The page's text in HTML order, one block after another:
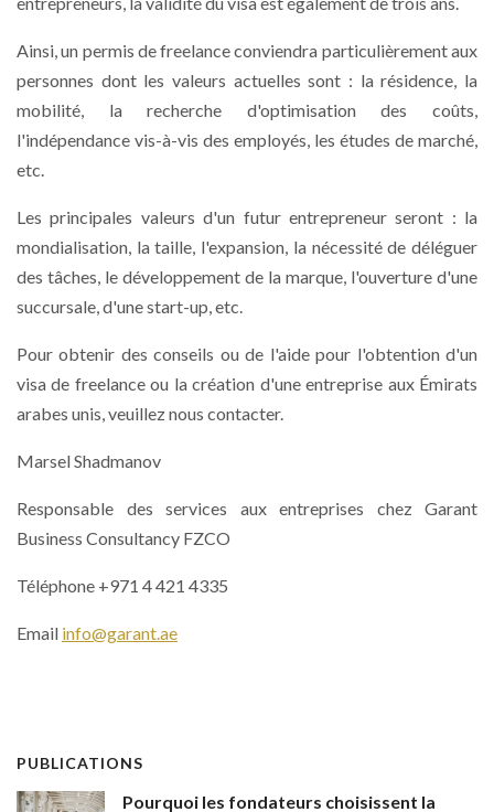
Ainsi, un permis de freelance conviendra particulièrement aux
personnes dont les valeurs actuelles sont : la résidence, la
mobilité, la recherche d'optimisation des coûts,
l'indépendance vis-à-vis des employés, les études de marché,
etc.
Les principales valeurs d'un futur entrepreneur seront : la
mondialisation, la taille, l'expansion, la nécessité de déléguer
des tâches, le développement de la marque, l'ouverture d'une
succursale, d'une start-up, etc.
Pour obtenir des conseils ou de l'aide pour l'obtention d'un
visa de freelance ou la création d'une entreprise aux Émirats
arabes unis, veuillez nous contacter.
Marsel Shadmanov
Responsable des services aux entreprises chez Garant
Business Consultancy FZCO
Téléphone +971 4 421 4335
Email info@garant.ae
PUBLICATIONS
Pourquoi les fondateurs choisissent la